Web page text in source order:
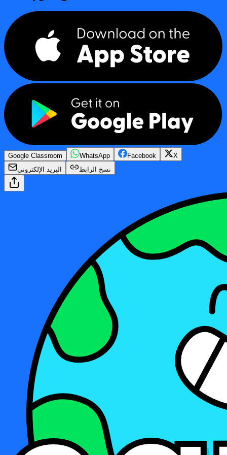
Google Classroom WhatsApp Facebook
X
البريد الإلكتروني
نسخ الرابط